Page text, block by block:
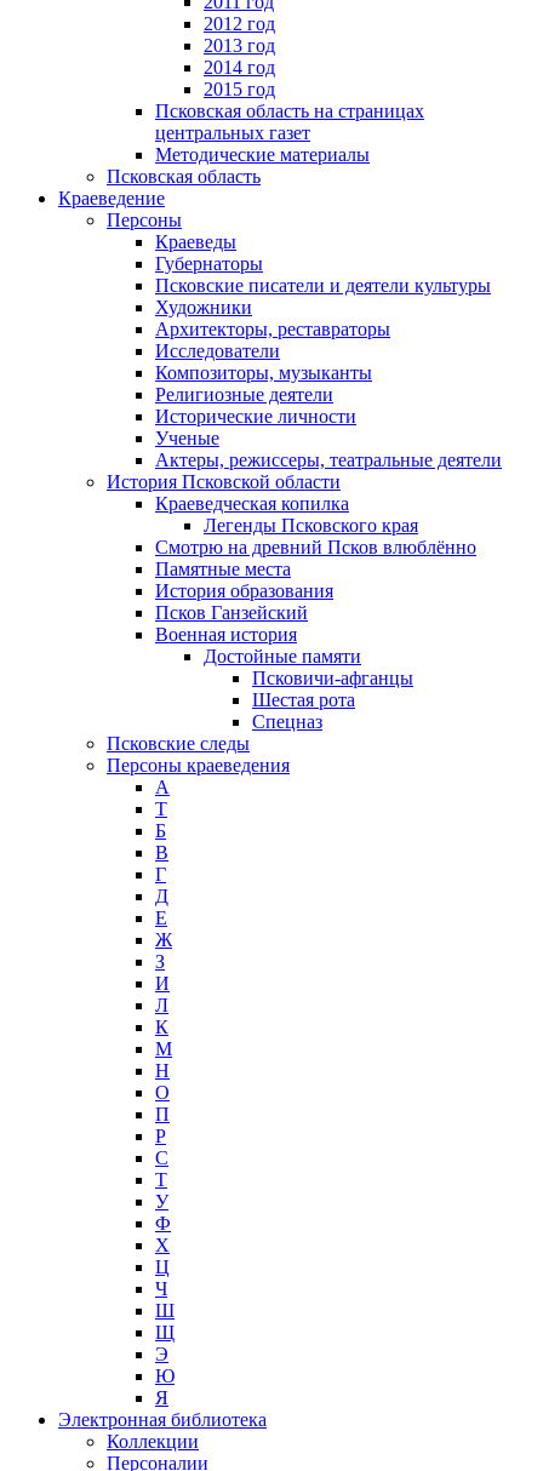
2012 год
2013 год
2014 год
2015 год
Псковская область на страницах
центральных газет
Методические материалы
Псковская область
Краеведение
Персоны
Краеведы
Губернаторы
Псковские писатели и деятели культуры
Художники
Архитекторы, реставраторы
Исследователи
Композиторы, музыканты
Религиозные деятели
Исторические личности
Ученые
Актеры, режиссеры, театральные деятели
История Псковской области
Краеведческая копилка
Легенды Псковского края
Смотрю на древний Псков влюблённо
Памятные места
История образования
Псков Ганзейский
Военная история
Достойные памяти
Псковичи-афганцы
Шестая рота
Спецназ
Псковские следы
Персоны краеведения
А
T
Б
В
Г
Д
Е
Ж
З
И
Л
К
М
Н
О
П
Р
С
Т
У
Ф
Х
Ц
Ч
Ш
Щ
Э
Ю
Я
Электронная библиотека
Коллекции
Персоналии